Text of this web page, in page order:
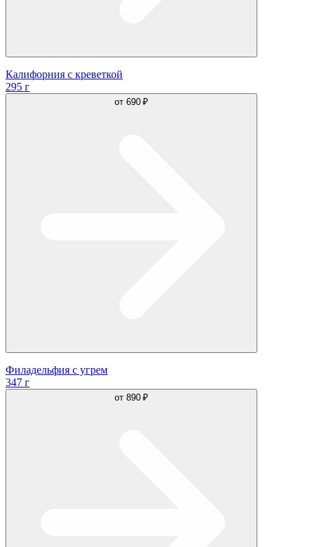
Калифорния с креветкой
295 г
от 690 ₽
Филадельфия с угрем
347 г
от 890 ₽